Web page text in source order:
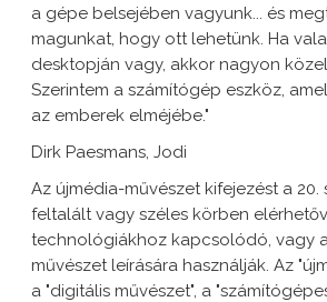
a gépe belsejében vagyunk... és
magunkat, hogy ott lehetünk. Ha
desktopján vagy, akkor nagyon
Szerintem a számítógép eszköz,
az emberek elméjébe."
Dirk Paesmans, Jodi
Az újmédia-művészet kifejezést a
feltalált vagy széles körben
technológiákhoz kapcsolódó, vagy
művészet leírására használják. Az
a "digitális művészet", a